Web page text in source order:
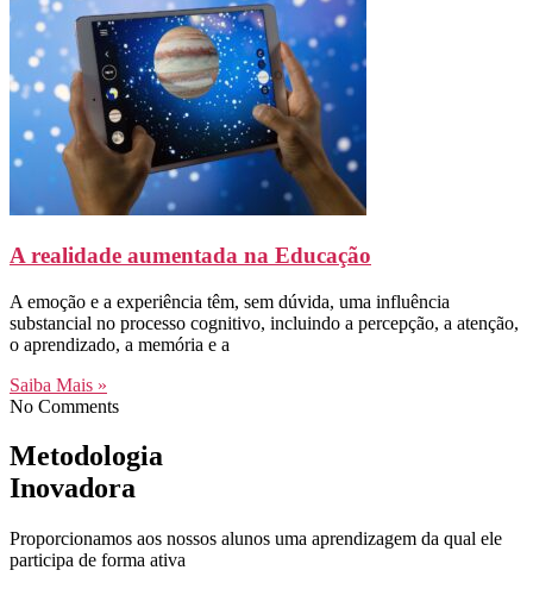
A realidade aumentada na Educação
A emoção e a experiência têm, sem dúvida, uma influência
substancial no processo cognitivo, incluindo a percepção, a atenção,
o aprendizado, a memória e a
Saiba Mais »
No Comments
Metodologia
Inovadora
Proporcionamos aos nossos alunos uma aprendizagem da qual ele
participa de forma ativa